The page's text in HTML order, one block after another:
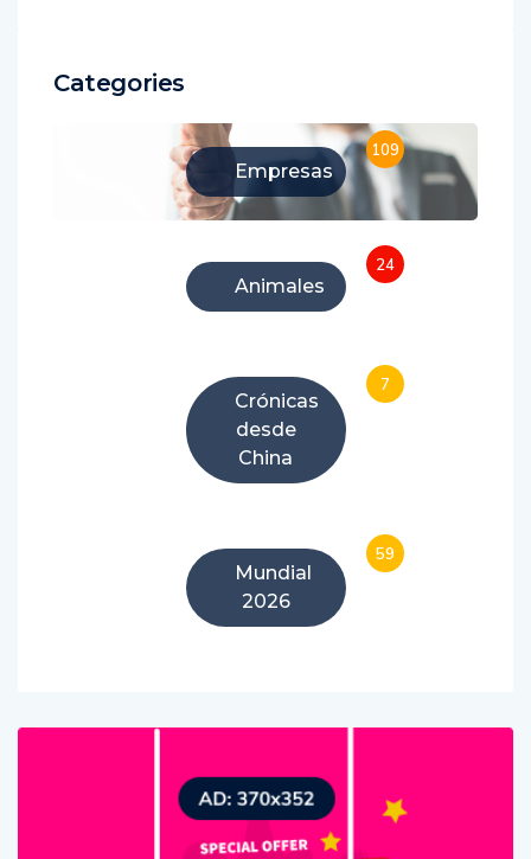
Categories
Empresas
109
Animales
24
Crónicas
desde
China
7
Mundial
2026
59